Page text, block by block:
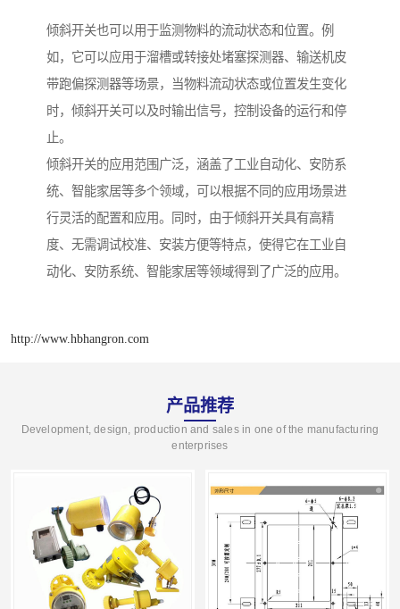
倾斜开关也可以用于监测物料的流动状态和位置。例
如，它可以应用于溜槽或转接处堵塞探测器、输送机皮
带跑偏探测器等场景，当物料流动状态或位置发生变化
时，倾斜开关可以及时输出信号，控制设备的运行和停
止。
倾斜开关的应用范围广泛，涵盖了工业自动化、安防系
统、智能家居等多个领域，可以根据不同的应用场景进
行灵活的配置和应用。同时，由于倾斜开关具有高精
度、无需调试校准、安装方便等特点，使得它在工业自
动化、安防系统、智能家居等领域得到了广泛的应用。
http://www.hbhangron.com
产品推荐
Development, design, production and sales in one of the manufacturing
enterprises